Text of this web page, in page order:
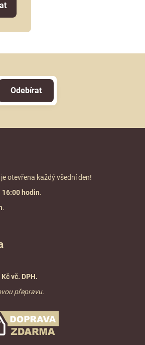
Odebírat
otevřena každý všední den!
16:00 hodin.
.
vč. DPH.
přepravu.